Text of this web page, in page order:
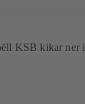
KSB kikar ner i